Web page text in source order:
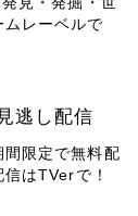
ムレーベルで
逃し配信
間限定で無料配
はTVerで！